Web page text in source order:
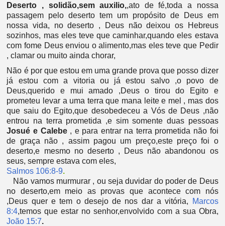
Deserto , solidão,sem auxilio,,ato de fé,toda a nossa
passagem pelo deserto tem um propósito de Deus em
nossa vida, no deserto , Deus não deixou os Hebreus
sozinhos, mas eles teve que caminhar,quando eles estava
com fome Deus enviou o alimento,mas eles teve que Pedir
, clamar ou muito ainda chorar,
Não é por que estou em uma grande prova que posso dizer
já estou com a vitoria ou já estou salvo ,o povo de
Deus,querido e mui amado ,Deus o tirou do Egito e
prometeu levar a uma terra que mana leite e mel , mas dos
que saiu do Egito,que desobedeceu a Vós de Deus ,não
entrou na terra prometida ,e sim somente duas pessoas
Josué e Calebe, e para entrar na terra prometida não foi
de graça não , assim pagou um preço,este preço foi o
deserto,e mesmo no deserto , Deus não abandonou os
seus, sempre estava com eles,
Salmos 106:8-9.
Não vamos murmurar , ou seja duvidar do poder de Deus
no deserto,em meio as provas que acontece com nós
,Deus quer e tem o desejo de nos dar a vitória,
Marcos
8:4,temos que estar no senhor,envolvido com a sua Obra,
João 15:7.